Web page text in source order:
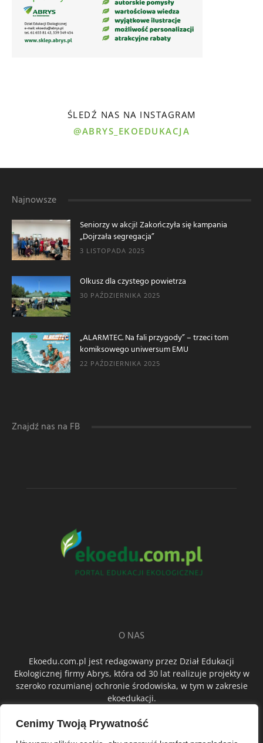
Cenimy Twoją Prywatność
ŚLEDŹ NAS NA INSTAGRAM
@ABRYS_EKOEDUKACJA
Najnowsze
Seniorzy w akcji! Zakończyła się kampania
„Dojrzała segregacja”
3 LISTOPADA 2025
Olkusz dla czystego powietrza
30 PAŹDZIERNIKA 2025
„ALARMTEC. Na fali przygody” – trzeci tom
komiksowego uniwersum EMU
22 PAŹDZIERNIKA 2025
Znajdź nas na FB
O NAS
Ekoedu.com.pl jest redagowany przez Dział Edukacji
Ekologicznej firmy Abrys, która od 30 lat realizuje projekty w
szeroko rozumianej ochronie środowiska, w tym w zakresie
ekoedukacji.